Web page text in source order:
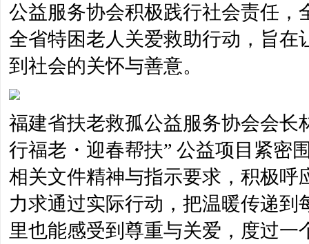
公益服务协会积极践行社会责任，
全省特困老人关爱救助行动，旨在
到社会的关怀与善意。
福建省扶老救孤公益服务协会会长
行福老・迎春帮扶” 公益项目紧密
相关文件精神与指示要求，积极呼
力求通过实际行动，把温暖传递
里也能感受到尊重与关爱，度过一